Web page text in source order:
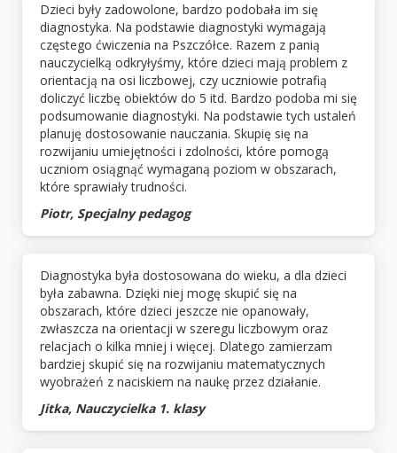
Dzieci były zadowolone, bardzo podobała im się
diagnostyka. Na podstawie diagnostyki wymagają
częstego ćwiczenia na Pszczółce. Razem z panią
nauczycielką odkryłyśmy, które dzieci mają problem z
orientacją na osi liczbowej, czy uczniowie potrafią
doliczyć liczbę obiektów do 5 itd. Bardzo podoba mi się
podsumowanie diagnostyki. Na podstawie tych ustaleń
planuję dostosowanie nauczania. Skupię się na
rozwijaniu umiejętności i zdolności, które pomogą
uczniom osiągnąć wymaganą poziom w obszarach,
które sprawiały trudności.
Piotr, Specjalny pedagog
Diagnostyka była dostosowana do wieku, a dla dzieci
była zabawna. Dzięki niej mogę skupić się na
obszarach, które dzieci jeszcze nie opanowały,
zwłaszcza na orientacji w szeregu liczbowym oraz
relacjach o kilka mniej i więcej. Dlatego zamierzam
bardziej skupić się na rozwijaniu matematycznych
wyobrażeń z naciskiem na naukę przez działanie.
Jitka, Nauczycielka 1. klasy